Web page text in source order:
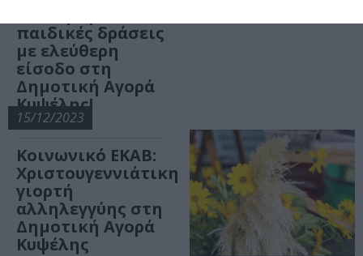
παιδικές δράσεις
με ελεύθερη
είσοδο στη
Δημοτική Αγορά
Κυψέλης!
15/12/2023
Κοινωνικό ΕΚΑΒ:
Χριστουγεννιάτικη
γιορτή
αλληλεγγύης στη
Δημοτική Αγορά
Κυψέλης